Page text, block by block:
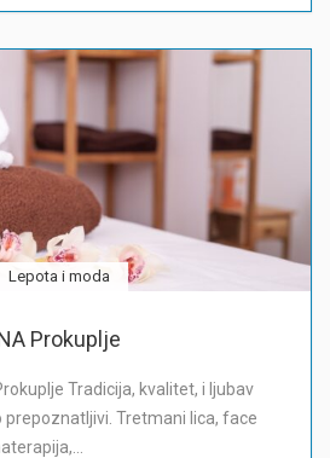
Lepota i moda
Prokuplje
Tradicija, kvalitet, i ljubav
prepoznatljivi. Tretmani lica, face